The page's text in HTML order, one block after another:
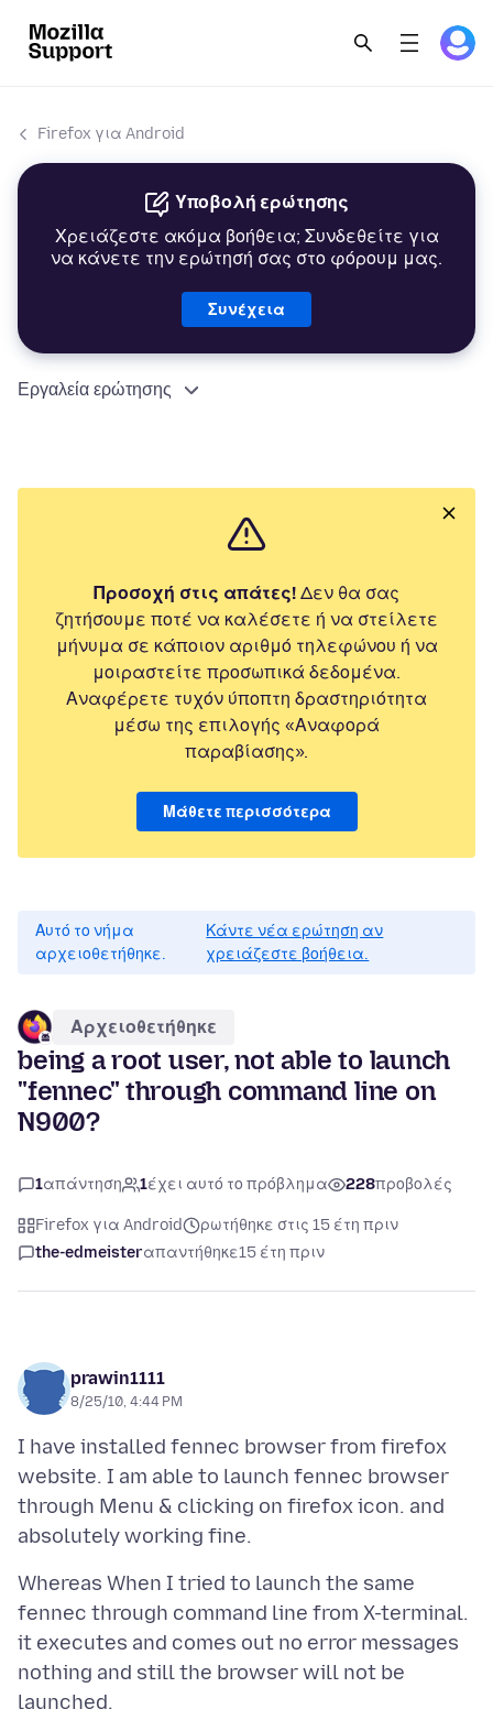
Firefox για Android
Υποβολή ερώτησης
Χρειάζεστε ακόμα βοήθεια; Συνδεθείτε για
να κάνετε την ερώτησή σας στο φόρουμ μας.
Συνέχεια
Εργαλεία ερώτησης
Προσοχή στις απάτες! Δεν θα σας
ζητήσουμε ποτέ να καλέσετε ή να στείλετε
μήνυμα σε κάποιον αριθμό τηλεφώνου ή να
μοιραστείτε προσωπικά δεδομένα.
Αναφέρετε τυχόν ύποπτη δραστηριότητα
μέσω της επιλογής «Αναφορά
παραβίασης».
Μάθετε περισσότερα
Αυτό το νήμα
αρχειοθετήθηκε.
Κάντε νέα ερώτηση αν
χρειάζεστε βοήθεια.
Αρχειοθετήθηκε
being a root user, not able to launch
"fennec" through command line on
N900?
1απάντηση 1έχει αυτό το πρόβλημα 228προβολές
Firefox για Android
ρωτήθηκε στις 15 έτη πριν
the-edmeisterαπαντήθηκε15 έτη πριν
prawin1111
8/25/10, 4:44 PM
I have installed fennec browser from firefox
website. I am able to launch fennec browser
through Menu & clicking on firefox icon. and
Whereas When I tried to launch the same
fennec through command line from X-terminal.
it executes and comes out no error messages
nothing and still the browser will not be
launched.